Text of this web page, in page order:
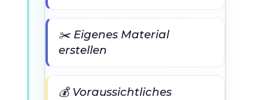
✂️ Eigenes Material
erstellen
💰 Voraussichtliches